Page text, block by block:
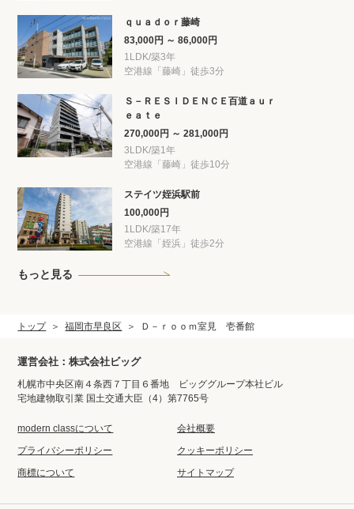
ｑｕａｄｏｒ藤崎
83,000円 ～ 86,000円
1LDK/築3年
空港線「藤崎」徒歩3分
Ｓ－ＲＥＳＩＤＥＮＣＥ百道ａｕｒ
ｅａｔｅ
270,000円 ～ 281,000円
3LDK/築1年
空港線「藤崎」徒歩10分
ステイツ姪浜駅前
100,000円
1LDK/築17年
空港線「姪浜」徒歩2分
もっと見る
トップ 福岡市早良区 Ｄ－ｒｏｏｍ室見 壱番館
運営会社：株式会社ビッグ
札幌市中央区南４条西７丁目６番地 ビッググループ本社ビル
宅地建物取引業 国土交通大臣（4）第7765号
modern classについて
会社概要
プライバシーポリシー
クッキーポリシー
商標について
サイトマップ